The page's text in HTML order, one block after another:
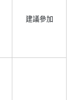
建議參加